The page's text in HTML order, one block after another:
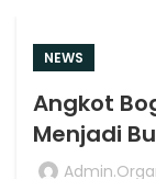
NEWS
Angkot
Menjadi